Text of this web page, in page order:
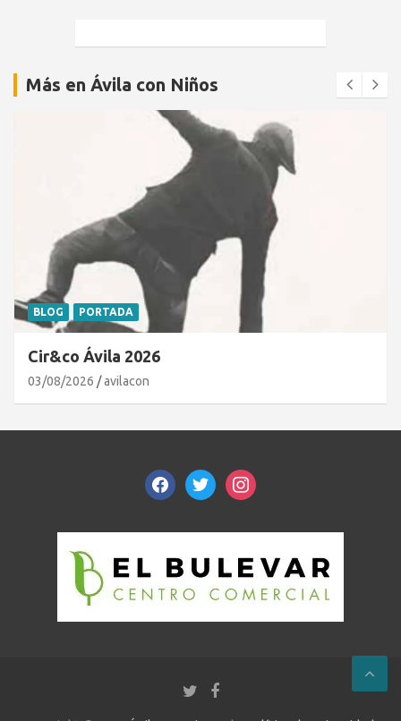
Más en Ávila con Niños
BLOG PORTADA
Cir&co Ávila 2026
03/08/2026 avilacon
facebooktwitterinstagram